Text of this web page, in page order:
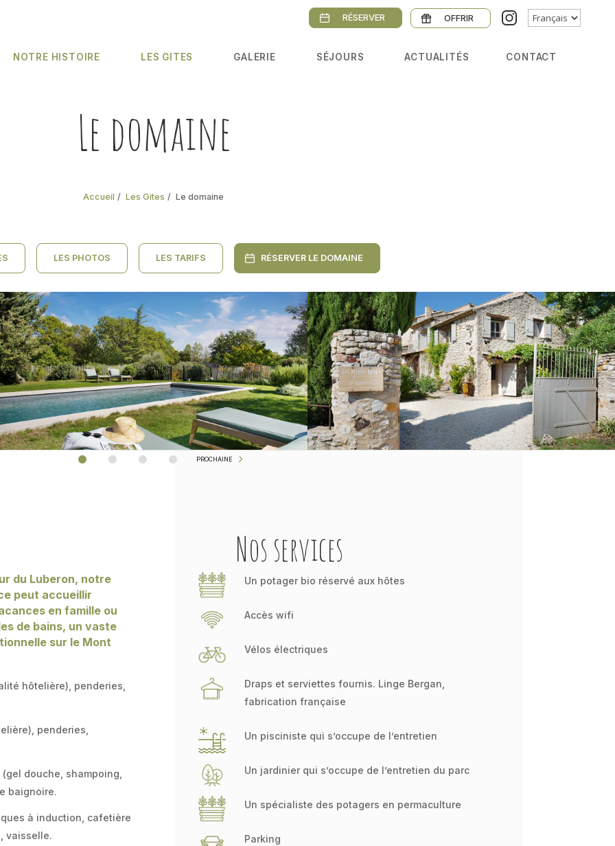
RÉSERVER OFFRIR
Choisir
NOTRE HISTOIRE LES GITES GALERIE SÉJOURS ACTUALITÉS CONTACT
Le domaine
Accueil Les Gites Le domaine
LES PHOTOS LES TARIFS RÉSERVER LE DOMAINE
PROCHAINE
du Luberon, notre
peut accueillir
en famille ou
de bains, un vaste
sur le Mont
hôtelière), penderies,
penderies,
douche, shampoing,
baignoire.
à induction, cafetière
vaisselle.
Nos services
Un potager bio réservé aux hôtes
Accès wifi
Vélos électriques
Draps et serviettes fournis. Linge Bergan,
fabrication française
Un pisciniste qui s’occupe de l’entretien
Un jardinier qui s’occupe de l’entretien du parc
Un spécialiste des potagers en permaculture
Parking